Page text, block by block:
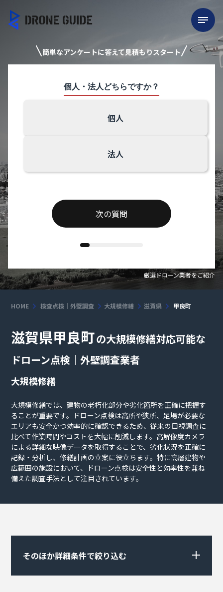
簡単なアンケートに答えて見積もりスタート
個人・法人どちらですか？
個人
法人
次の質問
厳選ドローン業者をご紹介
HOME 検査点検｜外壁調査 大規模修繕 滋賀県 甲良町
滋賀県甲良町の大規模修繕対応可能な
ドローン点検｜外壁調査業者
大規模修繕
大規模修繕では、建物の老朽化部分や劣化箇所を正確に把握す
ることが重要です。ドローン点検は高所や狭所、足場が必要な
エリアも安全かつ効率的に確認できるため、従来の目視調査に
比べて作業時間やコストを大幅に削減します。高解像度カメラ
による詳細な映像データを取得することで、劣化状況を正確に
記録・分析し、修繕計画の立案に役立ちます。特に高層建物や
広範囲の施設において、ドローン点検は安全性と効率性を兼ね
備えた調査手法として注目されています。
そのほか詳細条件で絞り込む